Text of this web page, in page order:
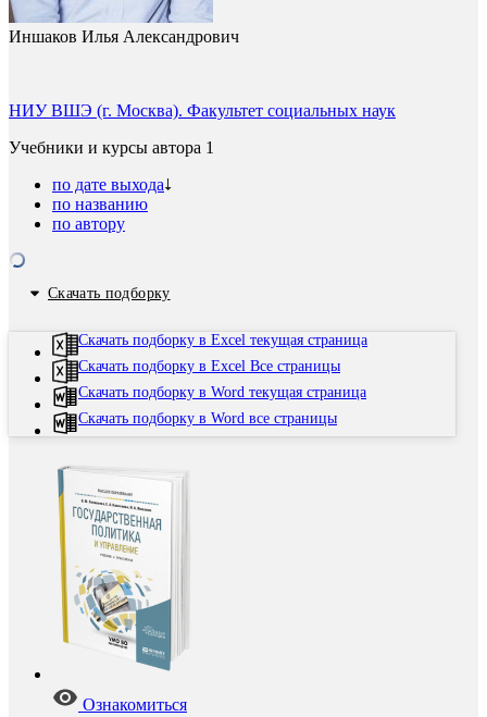
Иншаков Илья Александрович
НИУ ВШЭ (г. Москва). Факультет социальных наук
Учебники и курсы автора 1
по дате выхода
по названию
по автору
Скачать подборку
Скачать подборку в Excel текущая страница
Скачать подборку в Excel Все страницы
Скачать подборку в Word текущая страница
Скачать подборку в Word все страницы
Ознакомиться